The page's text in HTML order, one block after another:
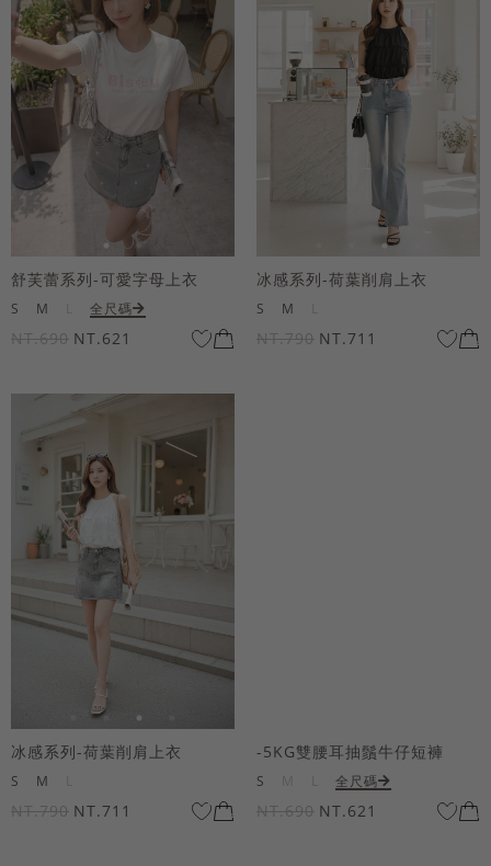
舒芙蕾系列-可愛字母上衣
S M 全尺碼
NT.690 NT.621
冰感系列-荷葉削肩上衣
S M
NT.790 NT.711
冰感系列-荷葉削肩上衣
S M
NT.790 NT.711
-5KG雙腰耳抽鬚牛仔短褲
S 全尺碼
NT.690 NT.621